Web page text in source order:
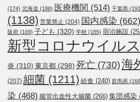
(174) 北海道 (188) 医療機関 (514) 千葉県
(1138) 営業禁止 (204) 国内感染 (662)
阪府 (169) 子ども (320) 学校 (185) 宿泊施設
新型コロナウイルス
炎 (310) 東京都 (298) 死亡 (730)海
(207) 細菌 (1211) 給食 (240) 群馬県
染 (468) 腸管出血性大腸菌 (266) 集団感染